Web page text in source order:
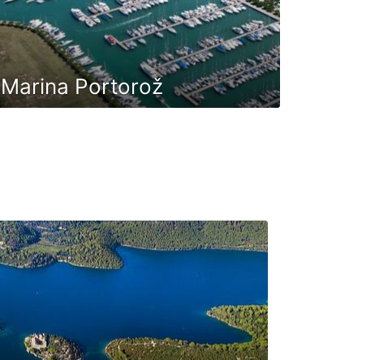
Marina Portorož